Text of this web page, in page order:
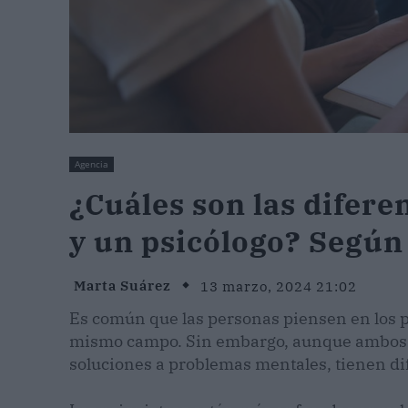
Agencia
¿Cuáles son las
y un psicólogo?
Marta Suárez 13 marzo, 2024 21:02
Es común que las personas piensen en
mismo campo. Sin embargo, aunque
soluciones a problemas mentales, tienen